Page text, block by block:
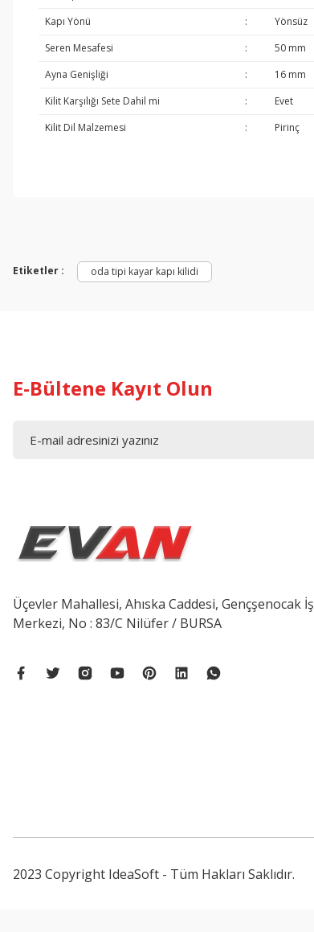
Kapı Yönü
:
Yönsüz
Seren Mesafesi
:
50 mm
Ayna Genişliği
:
16 mm
Kilit Karşılığı Sete Dahil mi
:
Evet
Kilit Dil Malzemesi
: Pirinç
Etiketler : oda tipi kayar kapı kilidi
E-Bültene Kayıt Olun
Üçevler Mahallesi, Ahıska Caddesi, Gençşenocak İş
Merkezi, No : 83/C Nilüfer / BURSA
2023 Copyright IdeaSoft - Tüm Hakları Saklıdır.